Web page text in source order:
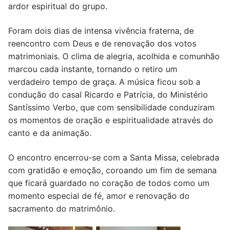
ardor espiritual do grupo.
Foram dois dias de intensa vivência fraterna, de
reencontro com Deus e de renovação dos votos
matrimoniais. O clima de alegria, acolhida e comunhão
marcou cada instante, tornando o retiro um
verdadeiro tempo de graça. A música ficou sob a
condução do casal Ricardo e Patrícia, do Ministério
Santíssimo Verbo, que com sensibilidade conduziram
os momentos de oração e espiritualidade através do
canto e da animação.
O encontro encerrou-se com a Santa Missa, celebrada
com gratidão e emoção, coroando um fim de semana
que ficará guardado no coração de todos como um
momento especial de fé, amor e renovação do
sacramento do matrimônio.